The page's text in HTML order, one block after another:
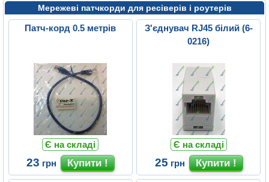
Мережеві патчкорди для ресіверів і роутерів
Патч-корд 0.5 метрів
Є на складі
23 грн
З'єднувач RJ45 білий (6-
0216)
Є на складі
25 грн